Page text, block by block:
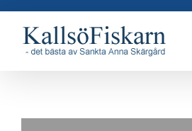
innehållet